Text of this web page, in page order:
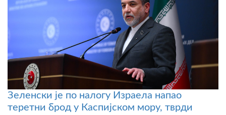
Зеленски је по налогу Израела напао
теретни брод у Каспијском мору, тврди